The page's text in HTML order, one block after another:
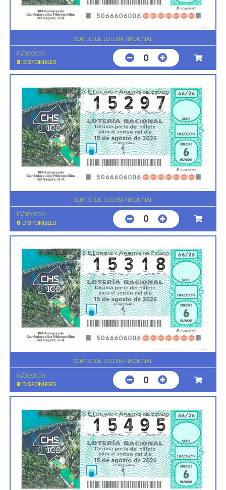
SORTEO DE LOTERIA NACIONAL
15/08/2026
8 DISPONIBLES 0
SORTEO DE LOTERIA NACIONAL
15/08/2026
6 DISPONIBLES 0
SORTEO DE LOTERIA NACIONAL
15/08/2026
8 DISPONIBLES 0